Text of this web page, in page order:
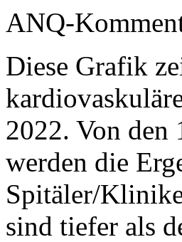
ANQ-
Diese Grafik
2022. Von
werden die
Spitäler/
sind tiefer als